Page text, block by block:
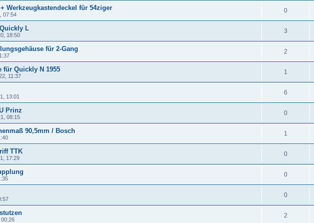
Werkzeugkastendeckel für 54ziger
07:54
0
L
18:50
3
für 2-Gang 2
für Quickly N 1955
11:37
1
13:01
6
Prinz
08:15
0
90,5mm / Bosch 1
TTK
17:29
0
0
0
2